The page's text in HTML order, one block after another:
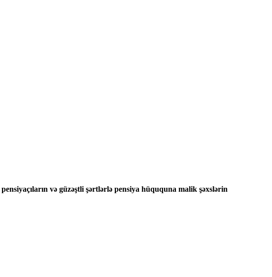
və güzəştli şərtlərlə pensiya hüququna malik şəxslərin